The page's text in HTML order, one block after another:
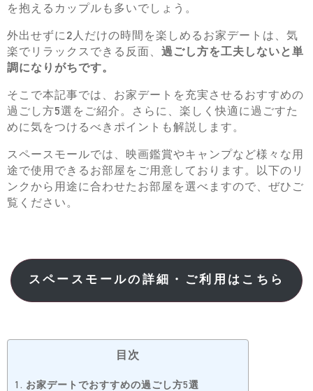
を抱えるカップルも多いでしょう。
外出せずに2人だけの時間を楽しめるお家デートは、気
楽でリラックスできる反面、 過ごし方を工夫しないと単
調になりがちです。
そこで本記事では、お家デートを充実させるおすすめの
過ごし方5選をご紹介。さらに、楽しく快適に過ごすた
めに気をつけるべきポイントも解説します。
スペースモールでは、映画鑑賞やキャンプなど様々な用
途で使用できるお部屋をご用意しております。以下のリ
ンクから用途に合わせたお部屋を選べますので、ぜひご
覧ください。
スペースモールの詳細・ご利用はこちら
目次
1. お家デートでおすすめの過ごし方5選